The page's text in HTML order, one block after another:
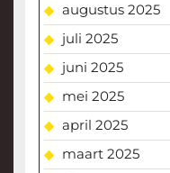
augustus 2025
juli 2025
juni 2025
mei 2025
april 2025
maart 2025